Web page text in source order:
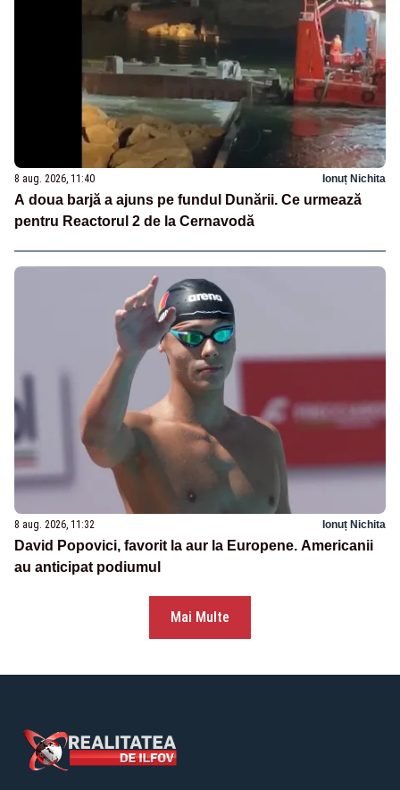
8 aug. 2026, 11:40 Ionuț Nichita
A doua barjă a ajuns pe fundul Dunării. Ce urmează
pentru Reactorul 2 de la Cernavodă
8 aug. 2026, 11:32 Ionuț Nichita
David Popovici, favorit la aur la Europene. Americanii
au anticipat podiumul
Mai Multe